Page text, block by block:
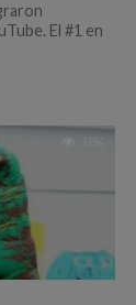
El #1 en